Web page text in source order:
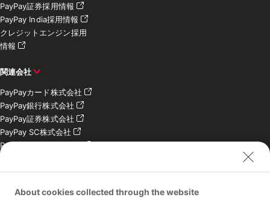
PayPay証券採用情報
PayPay India採用情報
クレジットエンジン採用
情報
関連会社
PayPayカード株式会社
PayPay銀行株式会社
PayPay証券株式会社
PayPay SC株式会社
PayPay India Pvt. Ltd.
会社
お問い合わせ
About cookies collected through the website